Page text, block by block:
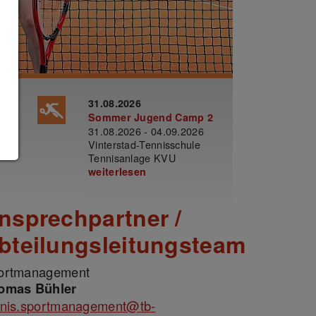
H
31.08.2026
Sommer Jugend Camp 2
31.08.2026 - 04.09.2026
Vinterstad-Tennisschule
Tennisanlage KVU
weiterlesen
/
Bühler
tb-